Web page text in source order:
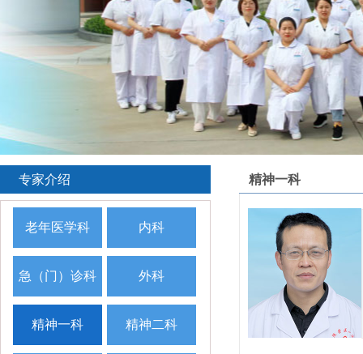
精神一科
专家介绍
老年医学科 内科
急（门）诊科 外科
精神一科 精神二科